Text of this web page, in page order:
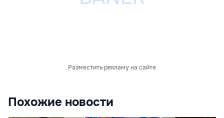
Разместить рекламу на сайте
Похожие новости